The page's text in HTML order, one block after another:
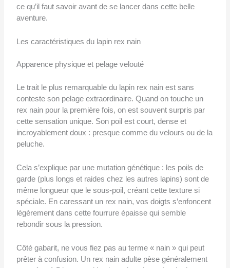
ce qu’il faut savoir avant de se lancer dans cette belle
aventure.
Les caractéristiques du lapin rex nain
Apparence physique et pelage velouté
Le trait le plus remarquable du lapin rex nain est sans
conteste son pelage extraordinaire. Quand on touche un
rex nain pour la première fois, on est souvent surpris par
cette sensation unique. Son poil est court, dense et
incroyablement doux : presque comme du velours ou de la
peluche.
Cela s’explique par une mutation génétique : les poils de
garde (plus longs et raides chez les autres lapins) sont de
même longueur que le sous-poil, créant cette texture si
spéciale. En caressant un rex nain, vos doigts s’enfoncent
légèrement dans cette fourrure épaisse qui semble
rebondir sous la pression.
Côté gabarit, ne vous fiez pas au terme « nain » qui peut
prêter à confusion. Un rex nain adulte pèse généralement